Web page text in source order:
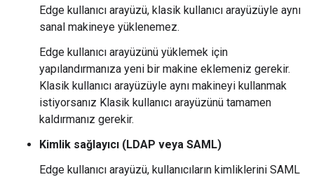
Edge kullanıcı arayüzü, klasik kullanıcı arayüzüyle aynı
sanal makineye yüklenemez.
Edge kullanıcı arayüzünü yüklemek için
yapılandırmanıza yeni bir makine eklemeniz gerekir.
Klasik kullanıcı arayüzüyle aynı makineyi kullanmak
istiyorsanız Klasik kullanıcı arayüzünü tamamen
kaldırmanız gerekir.
Kimlik sağlayıcı (LDAP veya SAML)
Edge kullanıcı arayüzü, kullanıcıların kimliklerini SAML